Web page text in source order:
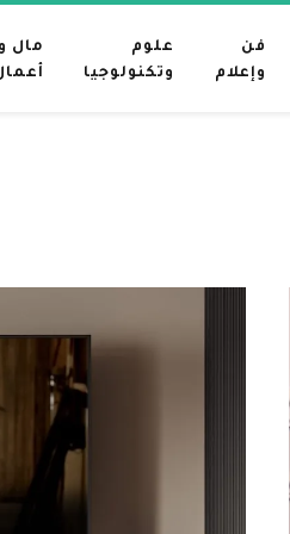
فن
وإعلام
علوم
وتكنولوجيا
مال و